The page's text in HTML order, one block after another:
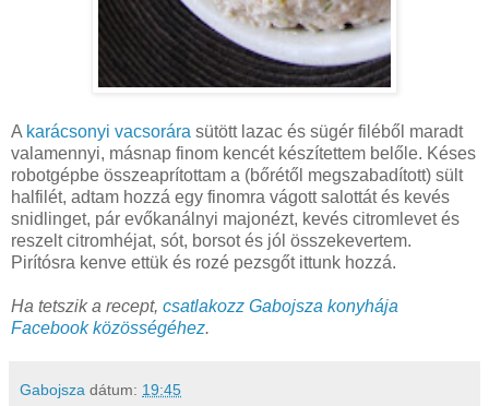
A karácsonyi vacsorára sütött lazac és sügér filéből maradt
valamennyi, másnap finom kencét készítettem belőle. Késes
robotgépbe összeaprítottam a (bőrétől megszabadított) sült
halfilét, adtam hozzá egy finomra vágott salottát és kevés
snidlinget, pár evőkanálnyi majonézt, kevés citromlevet és
reszelt citromhéjat, sót, borsot és jól összekevertem.
Pirítósra kenve ettük és rozé pezsgőt ittunk hozzá.
Ha tetszik a recept, csatlakozz Gabojsza konyhája
Facebook közösségéhez.
Gabojsza dátum: 19:45